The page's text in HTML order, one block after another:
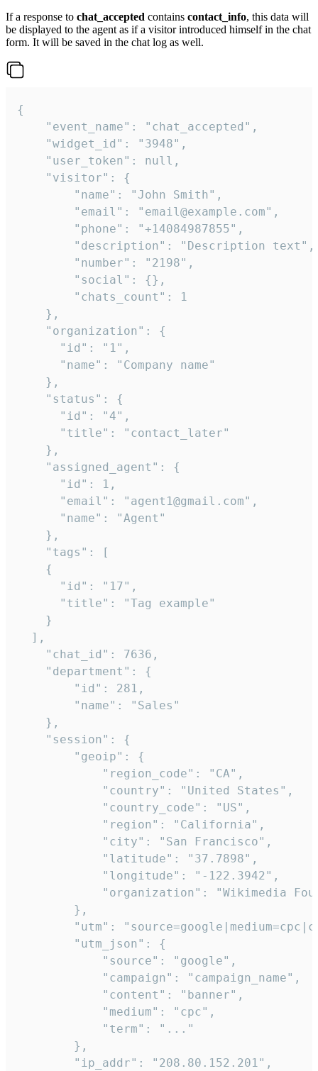
If a response to chat_accepted contains contact_info, this data will
be displayed to the agent as if a visitor introduced himself in the chat
form. It will be saved in the chat log as well.
{
    "event_name": "chat_accepted",
    "widget_id": "3948",
    "user_token": null,
    "visitor": {
        "name": "John Smith",
        "email": "email@example.com",
        "phone": "+14084987855",
        "description": "Description text",
        "number": "2198",
        "social": {},
        "chats_count": 1
    },
    "organization": {
      "id": "1",
      "name": "Company name"
    },
    "status": {
      "id": "4",
      "title": "contact_later"
    },
    "assigned_agent": {
      "id": 1,
      "email": "agent1@gmail.com",
      "name": "Agent"
    },
    "tags": [
    {
      "id": "17",
      "title": "Tag example"
    }
  ],
    "chat_id": 7636,
    "department": {
        "id": 281,
        "name": "Sales"
    },
    "session": {
        "geoip": {
            "region_code": "CA",
            "country": "United States",
            "country_code": "US",
            "region": "California",
            "city": "San Francisco",
            "latitude": "37.7898",
            "longitude": "-122.3942",
"organization": "Wikimedia
        },
"utm":
        "utm_json": {
            "source": "google",
            "campaign": "campaign_name",
            "content": "banner",
            "medium": "cpc",
            "term": "..."
        },
        "ip_addr": "208.80.152.201",